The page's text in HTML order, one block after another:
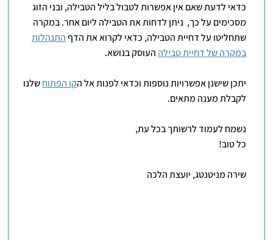
כדאי לדעת שאם אין אפשרות לטבול בליל הטבילה, ובני הזוג
מסכימים על כך, ניתן לדחות את הטבילה ליום אחר. במקרה
שתחליטו על דחיית הטבילה, כדאי לקרוא את הדף התנהלות
במקרה של דחיית טבילה העוסק בנושא.
יתכן שישנן אפשרויות נוספות וכדאי לפנות אל הקו הפתוחשלנו
לקבלת מענה מתאים.
נשמח לעמוד לרשותך בכל עת,
כל טוב!
שירה מניטנטג, יועצת הלכה